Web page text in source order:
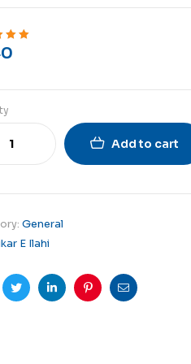
of 5
Add to cart
General
E Ilahi
TwitterLinkedinPinterest
Email